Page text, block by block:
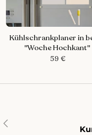
Kühlschrankplaner in
"Woche Hochkant"
59 €
Vorherige